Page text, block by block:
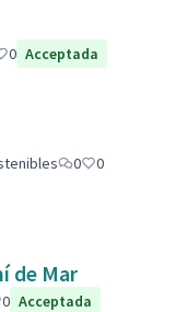
0 Acceptada
0
0
de Mar
0 Acceptada